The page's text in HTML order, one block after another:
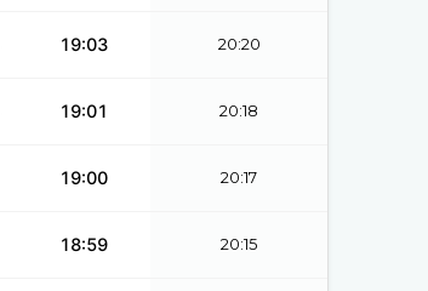
19:03 20:20
19:01 20:18
19:00 20:17
18:59 20:15